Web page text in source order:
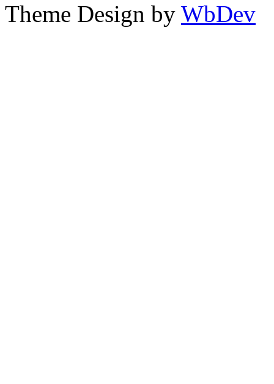
Theme Design by WbDev